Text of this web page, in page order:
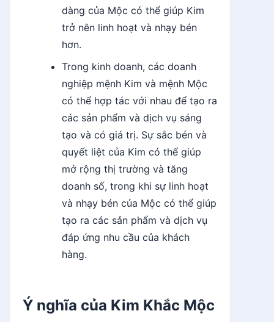
dàng của Mộc có thể giúp Kim
trở nên linh hoạt và nhạy bén
hơn.
Trong kinh doanh, các doanh
nghiệp mệnh Kim và mệnh Mộc
có thể hợp tác với nhau để tạo ra
các sản phẩm và dịch vụ sáng
tạo và có giá trị. Sự sắc bén và
quyết liệt của Kim có thể giúp
mở rộng thị trường và tăng
doanh số, trong khi sự linh hoạt
và nhạy bén của Mộc có thể giúp
tạo ra các sản phẩm và dịch vụ
đáp ứng nhu cầu của khách
hàng.
Ý nghĩa của Kim Khắc Mộc